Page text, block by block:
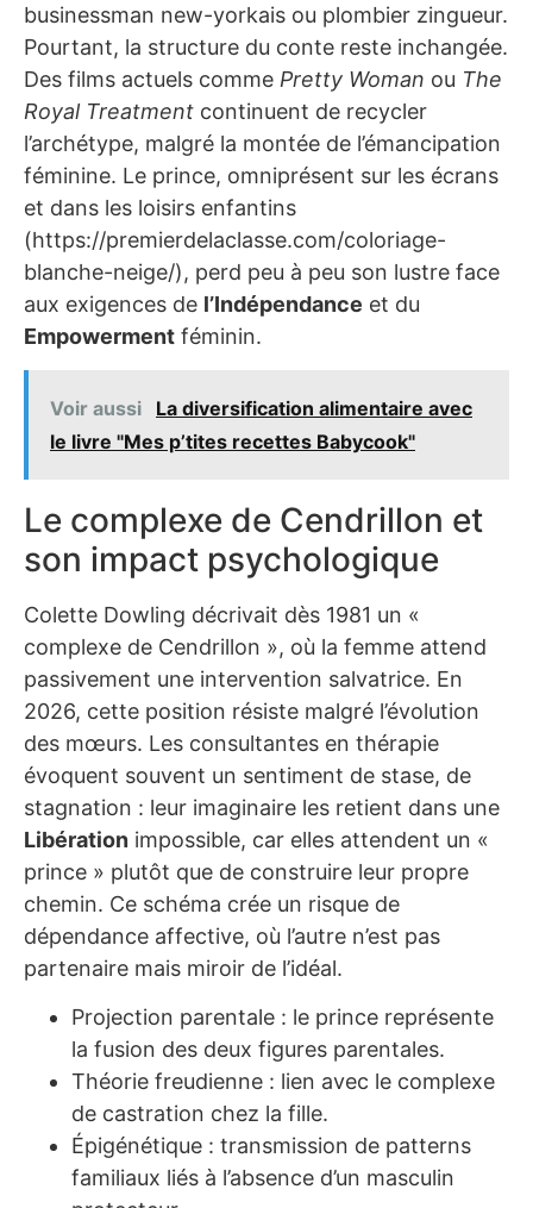
businessman new-yorkais ou plombier zingueur.
Pourtant, la structure du conte reste inchangée.
Des films actuels comme Pretty Woman ou The
Royal Treatment continuent de recycler
l’archétype, malgré la montée de l’émancipation
féminine. Le prince, omniprésent sur les écrans
et dans les loisirs enfantins
(https://premierdelaclasse.com/coloriage-
blanche-neige/), perd peu à peu son lustre face
aux exigences de l’Indépendance et du
Empowerment féminin.
Voir aussi
La diversification alimentaire avec
le livre "Mes p’tites recettes Babycook"
Le complexe de Cendrillon et
son impact psychologique
Colette Dowling décrivait dès 1981 un «
complexe de Cendrillon », où la femme attend
passivement une intervention salvatrice. En
2026, cette position résiste malgré l’évolution
des mœurs. Les consultantes en thérapie
évoquent souvent un sentiment de stase, de
stagnation : leur imaginaire les retient dans une
Libération impossible, car elles attendent un «
prince » plutôt que de construire leur propre
chemin. Ce schéma crée un risque de
dépendance affective, où l’autre n’est pas
partenaire mais miroir de l’idéal.
Projection parentale : le prince représente
la fusion des deux figures parentales.
Théorie freudienne : lien avec le complexe
de castration chez la fille.
Épigénétique : transmission de patterns
familiaux liés à l’absence d’un masculin